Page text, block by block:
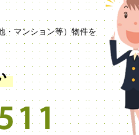
・マンション等）物件を